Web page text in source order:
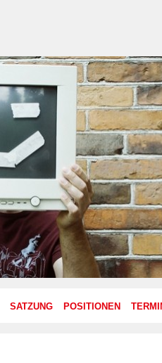
SATZUNG POSITIONEN